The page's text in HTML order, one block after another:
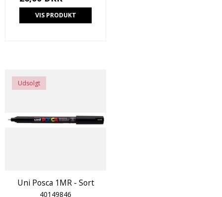
VIS PRODUKT
Udsolgt
Uni Posca 1MR - Sort
40149846